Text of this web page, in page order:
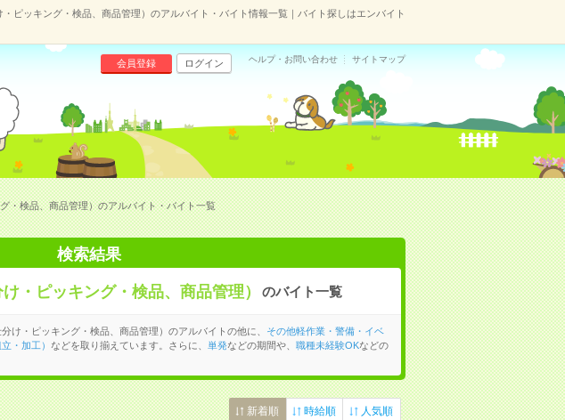
ピッキング・検品、商品管理）のアルバイト・バイト情報一覧｜バイト探しはエンバイト
会員登録 ログイン ヘルプ・お問い合わせ サイトマップ
・検品、商品管理）のアルバイト・バイト一覧
検索結果
・ピッキング・検品、商品管理） のバイト一覧
け・ピッキング・検品、商品管理）のアルバイトの他に、
その他軽作業・警備・イベ
・加工） などを取り揃えています。さらに、 単発などの期間や、 職種未経験OKなどの
新着順 時給順 人気順